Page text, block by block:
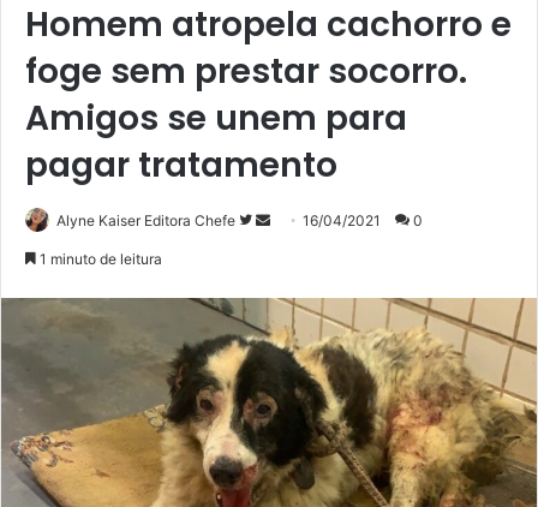
Homem atropela cachorro e
foge sem prestar socorro.
Amigos se unem para
pagar tratamento
Alyne Kaiser Editora Chefe
SigaMande
mail
16/04/2021 0
1 minuto de leitura